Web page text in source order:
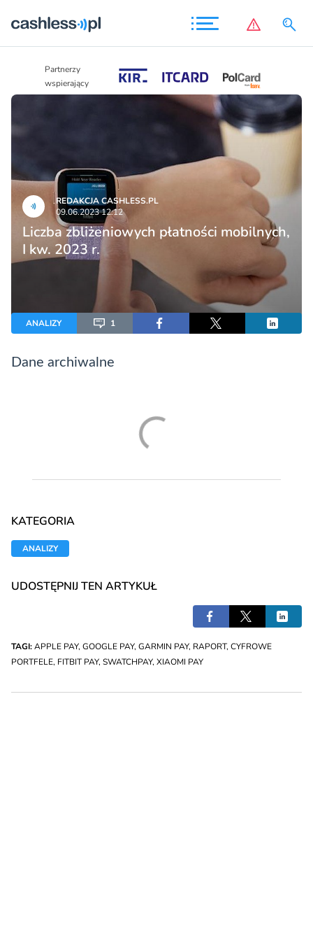
Partnerzy
wspierający
REDAKCJA CASHLESS.PL
09.06.2023 12:12
Liczba zbliżeniowych płatności mobilnych,
I kw. 2023 r.
ANALIZY 1
Dane archiwalne
KATEGORIA
ANALIZY
UDOSTĘPNIJ TEN ARTYKUŁ
TAGI:APPLE PAY, GOOGLE PAY, GARMIN PAY, RAPORT, CYFROWE
PORTFELE, FITBIT PAY, SWATCHPAY, XIAOMI PAY